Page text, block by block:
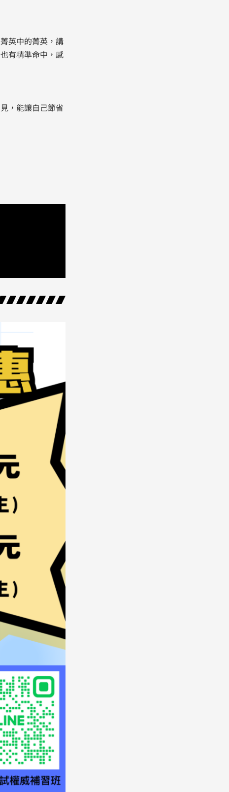
英中的菁英，講
有精準命中，感
，能讓自己節省